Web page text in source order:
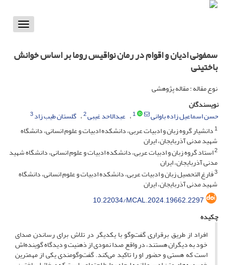
Toggle
سمفونی ادیان و اقوام در رمان نواقیس روما بر اساس خوانش
باختینی
نوع مقاله : مقاله پژوهشی
نویسندگان
حسن اسماعیل زاده باوانی
1 عبدالاحد غیبی2 گلستان طیب زاد3
1دانشیار گروه زبان و ادبیات عربی، دانشکده ادبیات و علوم انسانی، دانشگاه
شهید مدنی آذربایجان، ایران
2استاد گروه زبان و ادبیات عربی، دانشکده ادبیات و علوم انسانی، دانشگاه شهید
مدنی آذربایجان، ایران
3فارغ التحصیل زبان و ادبیات عربی، دانشکده ادبیات و علوم انسانی، دانشگاه
شهید مدنی آذربایجان، ایران
10.22034/MCAL.2024.19662.2297
چکیده
افراد از طریق برقراری گفت‌وگو با یکدیگر در تلاش برای رساندن صدای
خود به دیگران هستند، در واقع صدا نمودی از ذهنیت و دیدگاه گوینده‌اش
است که هستی و حضور او را تاکید می‌کند. گفت‌وگومندی یکی از مهمترین